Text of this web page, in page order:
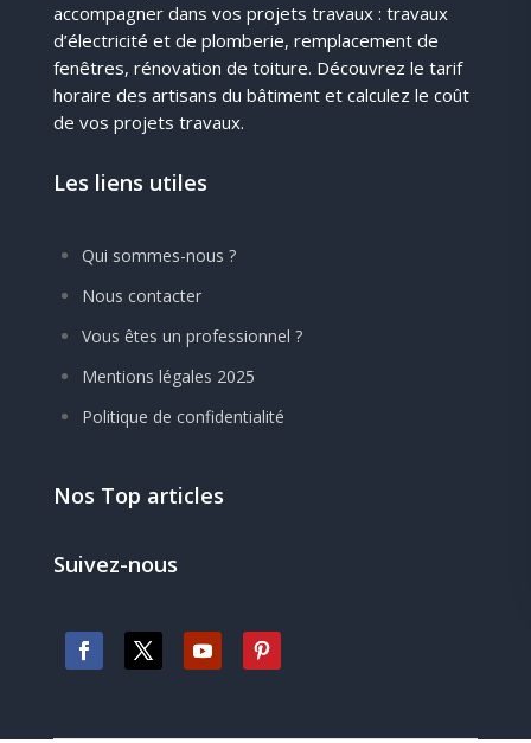
accompagner dans vos projets travaux : travaux
d’électricité et de plomberie, remplacement de
fenêtres, rénovation de toiture. Découvrez le tarif
horaire des artisans du bâtiment et calculez le coût
de vos projets travaux.
Les liens utiles
Qui sommes-nous ?
Nous contacter
Vous êtes un professionnel ?
Mentions légales 2025
Politique de confidentialité
Nos Top articles
Suivez-nous